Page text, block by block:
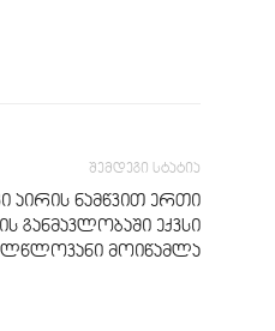
შემდეგი სტატია
აირის ნამწვით ერთი
განმავლობაში ექვსი
მოიწამლა